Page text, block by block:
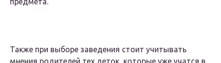
Также при выборе заведения стоит учитывать
мнения родителей тех деток, которые уже учатся в